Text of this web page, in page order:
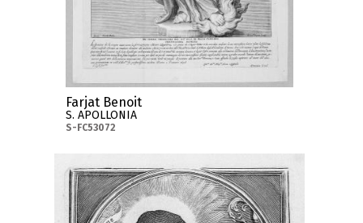
Farjat Benoit
S. APOLLONIA
S-FC53072